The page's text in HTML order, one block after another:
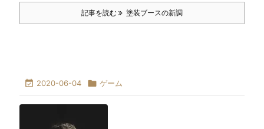
記事を読む 塗装ブースの新調
 2020-06-04  ゲーム